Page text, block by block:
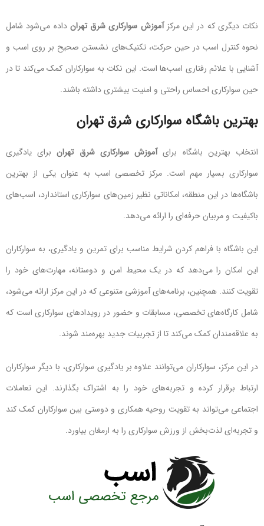
نکات دیگری که در این مرکزآموزش سوارکاری شرق تهرانداده می‌شود شامل
نحوه کنترل اسب در حین حرکت، تکنیک‌های نشستن صحیح بر روی اسب و
آشنایی با علائم رفتاری اسب‌ها است. این نکات به سوارکاران کمک می‌کند تا در
حین سوارکاری احساس راحتی و امنیت بیشتری داشته باشند.
بهترین باشگاه سوارکاری شرق تهران
انتخاب بهترین باشگاه برایآموزش سوارکاری شرق تهرانبرای یادگیری
سوارکاری بسیار مهم است. مرکز تخصصی اسب به عنوان یکی از بهترین
باشگاه‌ها در این منطقه، امکاناتی نظیر زمین‌های سوارکاری استاندارد، اسب‌های
باکیفیت و مربیان حرفه‌ای را ارائه می‌دهد.
این باشگاه با فراهم کردن شرایط مناسب برای تمرین و یادگیری، به سوارکاران
این امکان را می‌دهد که در یک محیط امن و دوستانه، مهارت‌های خود را
تقویت کنند. همچنین، برنامه‌های آموزشی متنوعی که در این مرکز ارائه می‌شود،
شامل کارگاه‌های تخصصی، مسابقات و حضور در رویدادهای سوارکاری است که
به علاقه‌مندان کمک می‌کند تا از تجربیات جدید بهره‌مند شوند.
در این مرکز، سوارکاران می‌توانند علاوه بر یادگیری سوارکاری، با دیگر سوارکاران
ارتباط برقرار کرده و تجربه‌های خود را به اشتراک بگذارند. این تعاملات
اجتماعی می‌تواند به تقویت روحیه همکاری و دوستی بین سوارکاران کمک کند
و تجربه‌ای لذت‌بخش از ورزش سوارکاری را به ارمغان بیاورد.